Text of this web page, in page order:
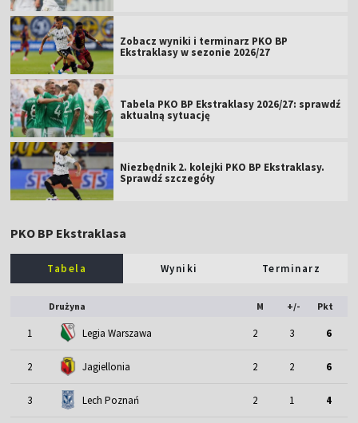
Zobacz wyniki i terminarz PKO BP
Ekstraklasy w sezonie 2026/27
Tabela PKO BP Ekstraklasy 2026/27: sprawdź
aktualną sytuację
Niezbędnik 2. kolejki PKO BP Ekstraklasy.
Sprawdź szczegóły
PKO BP Ekstraklasa
Tabela Wyniki Terminarz
Drużyna M +/- Pkt
1 Legia Warszawa 2 3 6
2 Jagiellonia 2 2 6
3 Lech Poznań 2 1 4